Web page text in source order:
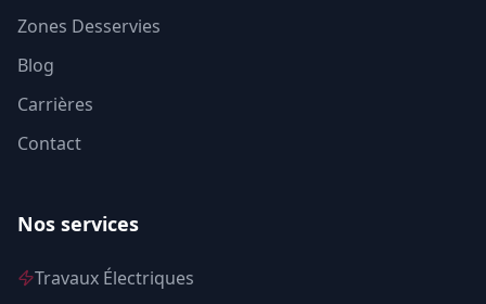
Zones Desservies
Blog
Carrières
Contact
Nos services
Travaux Électriques